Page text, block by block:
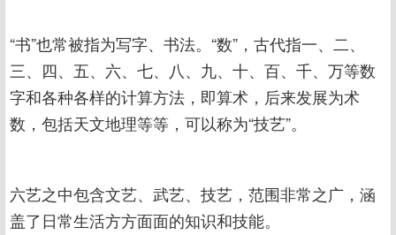
“书”也常被指为写字、书法。“数”，古代指一、二、
三、四、五、六、七、八、九、十、百、千、万等数
字和各种各样的计算方法，即算术，后来发展为术
数，包括天文地理等等，可以称为“技艺”。
六艺之中包含文艺、武艺、技艺，范围非常之广，涵
盖了日常生活方方面面的知识和技能。